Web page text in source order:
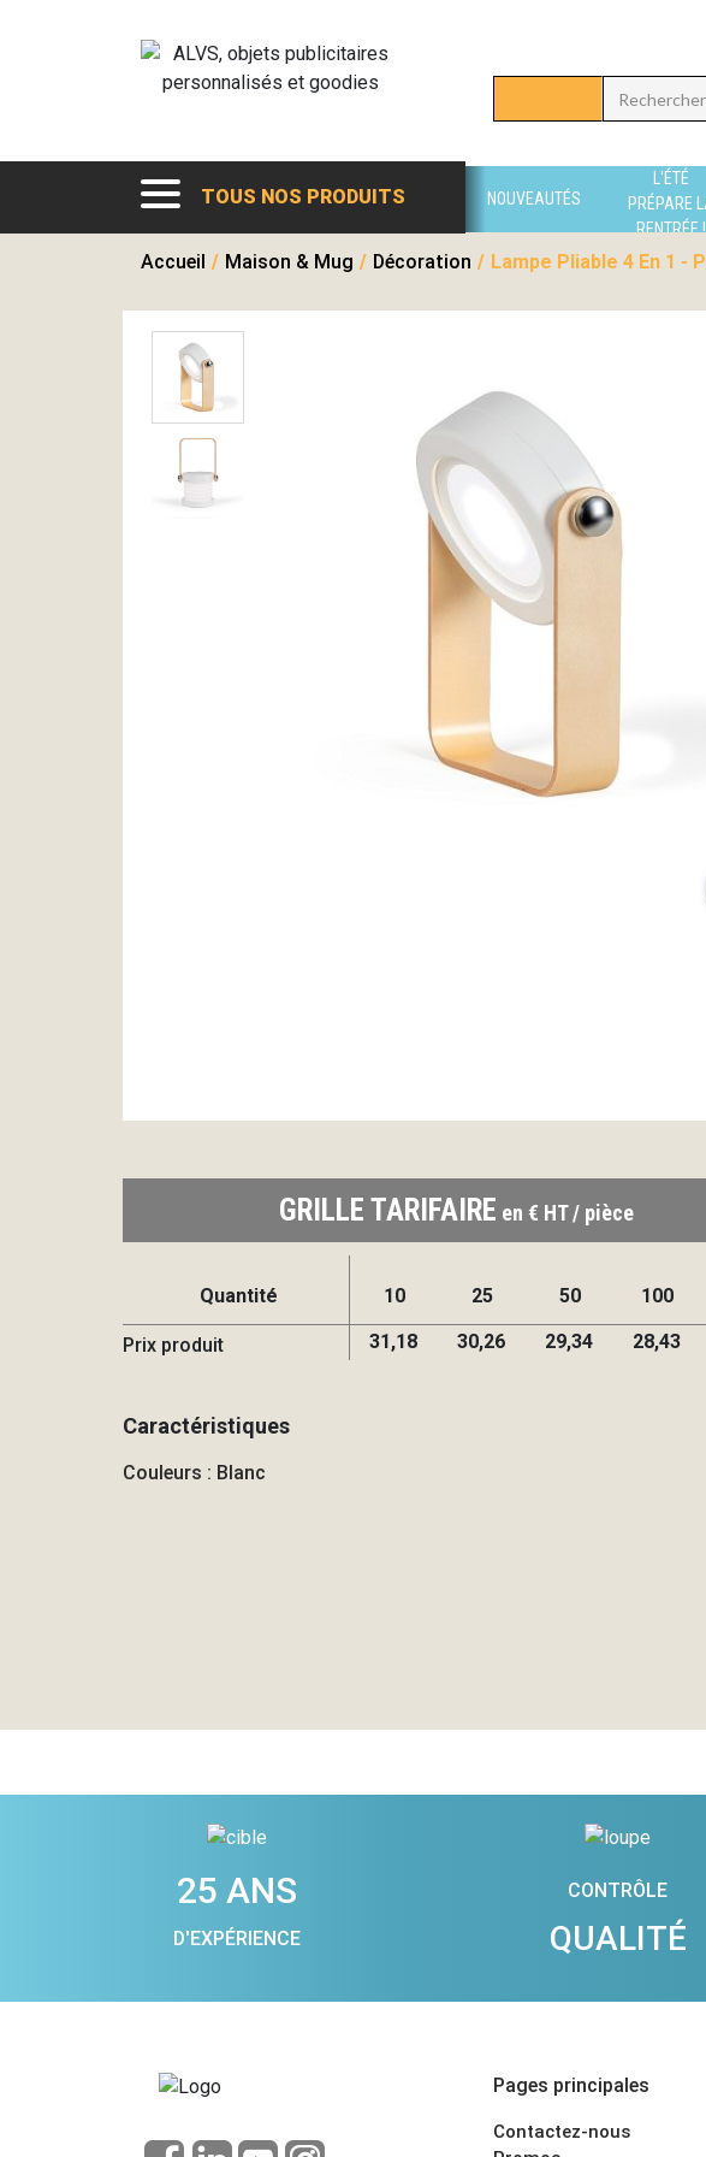
TOUS NOS PRODUITS NOUVEAUTÉS
L'ÉTÉ
PRÉPARE
RENTRÉE !
Accueil / Maison & Mug / Décoration / Lampe Pliable 4 En 1 -
GRILLE TARIFAIRE en € HT / pièce
Quantité 10 25 50 100
Prix produit 31,18 30,26 29,34 28,43
Caractéristiques
Couleurs : Blanc
25 ANS
D'EXPÉRIENCE
CONTRÔLE
QUALITÉ
Pages principales
Contactez-nous